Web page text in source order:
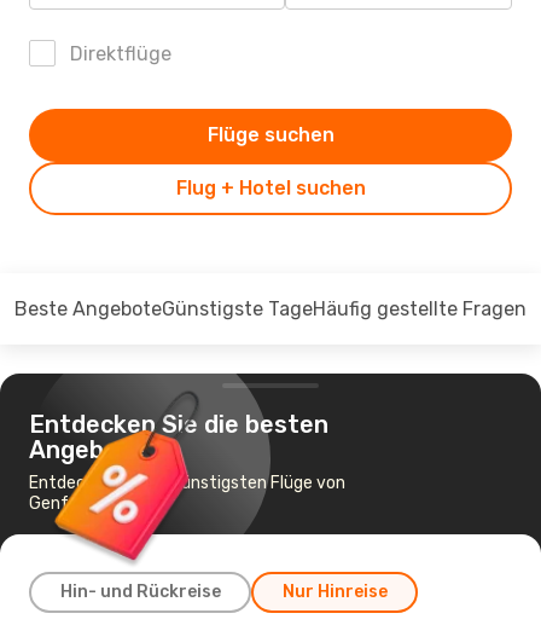
Direktflüge
Flug + Hotel suchen
Flüge suchen
Beste AngeboteGünstigste TageHäufig gestellte Fragen
Entdecken Sie die besten
Angebote
Entdecken Sie die günstigsten Flüge von
Genf nach Zürich
Hin- und Rückreise Nur Hinreise